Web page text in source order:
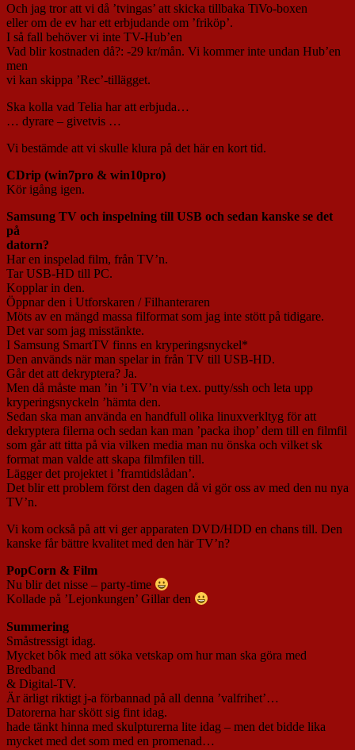
Och jag tror att vi då ’tvingas’ att skicka tillbaka TiVo-boxen
eller om de ev har ett erbjudande om ’friköp’.
I så fall behöver vi inte TV-Hub’en
Vad blir kostnaden då?: -29 kr/mån. Vi kommer inte undan Hub’en
men
vi kan skippa ’Rec’-tillägget.
Ska kolla vad Telia har att erbjuda…
… dyrare – givetvis …
Vi bestämde att vi skulle klura på det här en kort tid.
CDrip (win7pro & win10pro)
Kör igång igen.
Samsung TV och inspelning till USB och sedan kanske se det
på
datorn?
Har en inspelad film, från TV’n.
Tar USB-HD till PC.
Kopplar in den.
Öppnar den i Utforskaren / Filhanteraren
Möts av en mängd massa filformat som jag inte stött på tidigare.
Det var som jag misstänkte.
I Samsung SmartTV finns en kryperingsnyckel*
Den används när man spelar in från TV till USB-HD.
Går det att dekryptera? Ja.
Men då måste man ’in ’i TV’n via t.ex. putty/ssh och leta upp
kryperingsnyckeln ’hämta den.
Sedan ska man använda en handfull olika linuxverkltyg för att
dekryptera filerna och sedan kan man ’packa ihop’ dem till en filmfil
som går att titta på via vilken media man nu önska och vilket sk
format man valde att skapa filmfilen till.
Lägger det projektet i ’framtidslådan’.
Det blir ett problem först den dagen då vi gör oss av med den nu nya
TV’n.
Vi kom också på att vi ger apparaten DVD/HDD en chans till. Den
kanske får bättre kvalitet med den här TV’n?
PopCorn & Film
Nu blir det nisse – party-time
Kollade på ’Lejonkungen’ Gillar den
Summering
Småstressigt idag.
Mycket bôk med att söka vetskap om hur man ska göra med
Bredband
& Digital-TV.
Är ärligt riktigt j-a förbannad på all denna ’valfrihet’…
Datorerna har skött sig fint idag.
hade tänkt hinna med skulpturerna lite idag – men det bidde lika
mycket med det som med en promenad…